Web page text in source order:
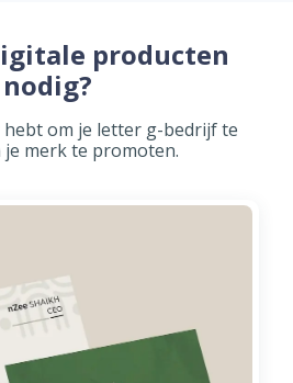
producten
nodig?
hebt om je letter g-bedrijf te
merk te promoten.